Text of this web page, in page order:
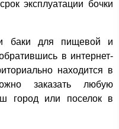
эксплуатации бочки
и баки для пищевой и
в интернет-
находится в
заказать любую
город или поселок в